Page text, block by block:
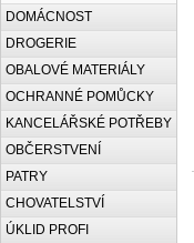
DOMÁCNOST
DROGERIE
OBALOVÉ MATERIÁLY
OCHRANNÉ POMŮCKY
KANCELÁŘSKÉ POTŘEBY
OBČERSTVENÍ
PATRY
CHOVATELSTVÍ
ÚKLID PROFI